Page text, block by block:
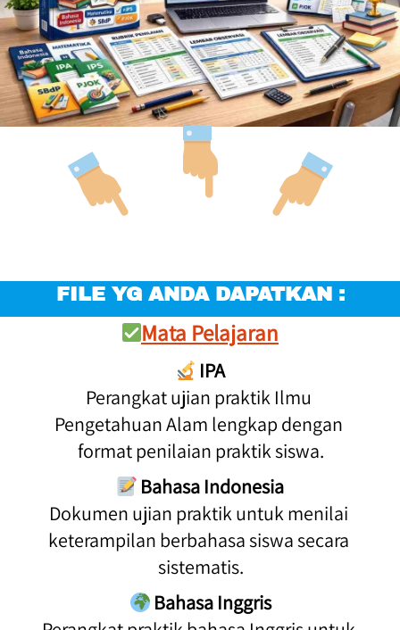
FILE YG ANDA DAPATKAN :
Mata Pelajaran
IPA
Perangkat ujian praktik Ilmu
Pengetahuan Alam lengkap dengan
format penilaian praktik siswa.
Bahasa Indonesia
Dokumen ujian praktik untuk menilai
keterampilan berbahasa siswa secara
sistematis.
Bahasa Inggris